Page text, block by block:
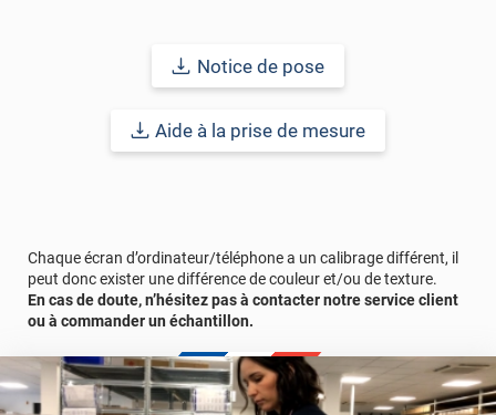
Notice de pose
Aide à la prise de mesure
Chaque écran d’ordinateur/téléphone a un calibrage différent, il
peut donc exister une différence de couleur et/ou de texture.
En cas de doute, n’hésitez pas à contacter notre service client
ou à commander un échantillon.